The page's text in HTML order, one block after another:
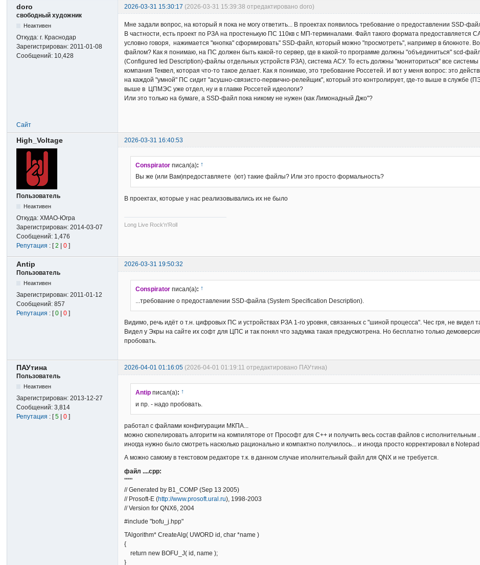
doro 2026-03-31 15:30:17 (2026-03-31 15:39:38 отредактировано doro)
свободный художник
Неактивен
Откуда:г. Краснодар
Зарегистрирован:2011-01-08
Сообщений: 10,428
Мне задали вопрос, на который я пока не могу ответить... В проектах появилось требование о предоставлении SSD-
В частности, есть проект по РЗА на простенькую ПС 110кв с МП-терминалами. Файл такого формата предоставляется
условно говоря, нажимается "кнопка" сформировать" SSD-файл, который можно "просмотреть", например в блокноте.
файлом? Как я понимаю, на ПС должен быть какой-то сервер, где в какой-то программе должны "объединиться" scd-
(Configured Ied Description)-файлы отдельных устройств РЗА), система АСУ. То есть должны "мониториться" все
компания Теквел, которая что-то такое делает. Как я понимаю, это требование Россетей. И вот у меня вопрос: это
на каждой "умной" ПС сидит "асушно-связисто-первично-релейщик", который это контролирует, где-то выше в службе
выше в ЦПМЭС уже отдел, ну и в главке Россетей идеологи?
Или это только на бумаге, а SSD-файл пока никому не нужен (как Лимонадный Джо"?
Сайт
High_Voltage 2026-03-31 16:40:53
Пользователь
Неактивен
Откуда:ХМАО-Югра
Зарегистрирован:2014-03-07
Сообщений: 1,476
Репутация : [2 |0 ]
Conspirator писал(а): ↑
Вы же (или Вам)предоставляете (ют) такие файлы? Или это просто формальность?
В проектах, которые у нас реализовывались их не было
Long Live Rock'n'Roll
Antip
2026-03-31 19:50:32
Пользователь
Неактивен
Зарегистрирован:2011-01-12
Сообщений:857
Репутация : [0 |0 ]
Conspirator писал(а): ↑
...требование о предоставлении SSD-файла (System Specification Description).
Видимо, речь идёт о т.н. цифровых ПС и устройствах РЗА 1-го уровня, связанных с "шиной процесса". Чес гря, не видел
Видел у Экры на сайте их софт для ЦПС и так понял что задумка такая предусмотрена. Но бесплатно только
пробовать.
ПАУтина 2026-04-01 01:16:05 (2026-04-01 01:19:11 отредактировано ПАУтина)
Пользователь
Неактивен
Зарегистрирован:2013-12-27
Сообщений:3,814
Репутация : [5 |0 ]
Antip писал(а): ↑
и пр. - надо пробовать.
работал с файлами конфигурации МКПА...
можно скопелировать алгоритм на компиляторе от Прософт для С++ и получить весь состав файлов с исполнительным
иногда нужно было смотреть насколько рационально и компактно получилось... и иногда просто корректировал в
А можно самому в текстовом редакторе т.к. в данном случае иполнительный файл для QNX и не требуется.
файл ....срр:
""""
// Generated by B1_COMP (Sep 13 2005)
// Prosoft-E (http://www.prosoft.ural.ru), 1998-2003
// Version for QNX6, 2004
#include "bofu_j.hpp"
TAlgorithm* CreateAlg( UWORD id, char *name )
{
return new BOFU_J( id, name );
}